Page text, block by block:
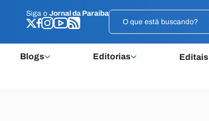
Siga o Jornal da Paraíba
Blogs Editorias Editais
Siga o Jornal da Paraíba